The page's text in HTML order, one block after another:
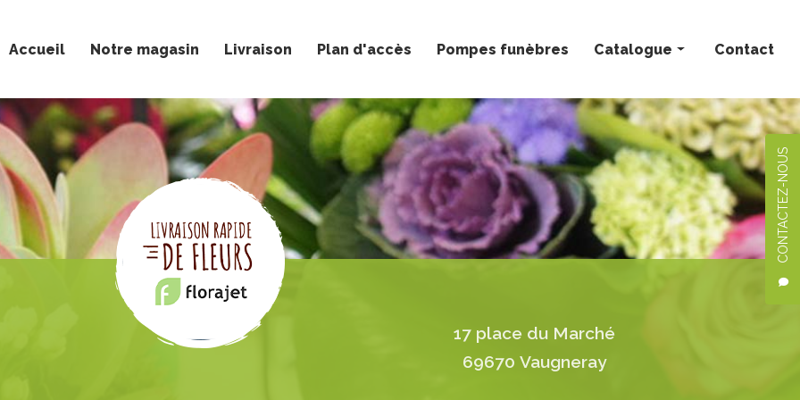
CONTACTEZ-NOUS
Accueil Notre magasin Livraison Plan d'accès Pompes funèbres Catalogue
Bouquets personnalisés
Compositions florales
Deuil
Mariage
Plantes
Contact
17 place du Marché
69670 Vaugneray